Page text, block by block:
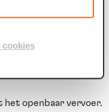
cookies
het openbaar vervoer.